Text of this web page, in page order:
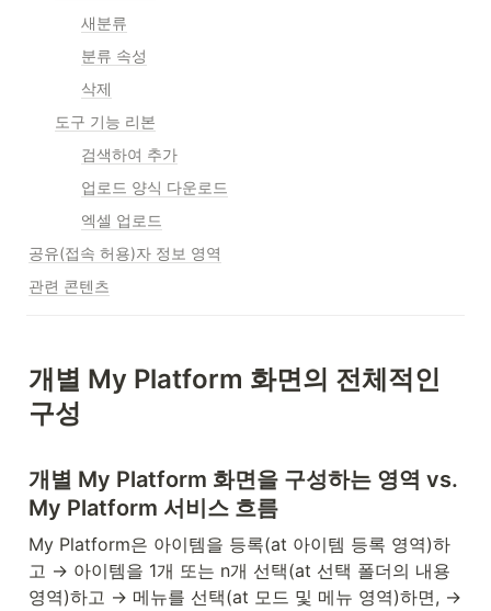
새분류
분류 속성
삭제
도구 기능 리본
검색하여 추가
업로드 양식 다운로드
엑셀 업로드
공유(접속 허용)자 정보 영역
관련 콘텐츠
개별 My Platform 화면의 전체적인
구성
개별 My Platform 화면을 구성하는 영역 vs.
My Platform 서비스 흐름
My Platform은 아이템을 등록(at 아이템 등록 영역)하
고 → 아이템을 1개 또는 n개 선택(at 선택 폴더의 내용
영역)하고 → 메뉴를 선택(at 모드 및 메뉴 영역)하면, →